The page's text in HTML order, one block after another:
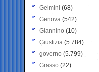
Gelmini (68)
Genova (542)
Giannino (10)
Giustizia (5.784)
governo (5.799)
Grasso (22)